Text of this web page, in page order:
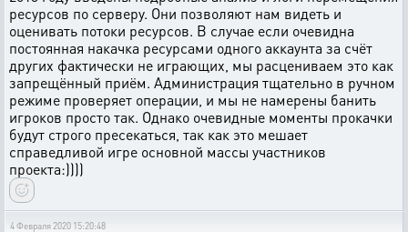
ресурсов по серверу. Они позволяют нам видеть и
оценивать потоки ресурсов. В случае если очевидна
постоянная накачка ресурсами одного аккаунта за счёт
других фактически не играющих, мы расцениваем это как
запрещённый приём. Администрация тщательно в ручном
режиме проверяет операции, и мы не намерены банить
игроков просто так. Однако очевидные моменты прокачки
будут строго пресекаться, так как это мешает
справедливой игре основной массы участников
проекта:))))
4 Февраля 2020 15:20:48